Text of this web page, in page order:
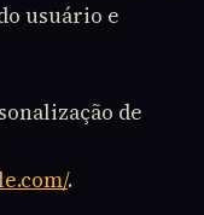
usuário e
de
.